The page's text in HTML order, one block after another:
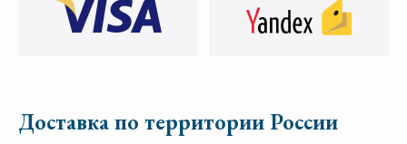
Доставка по территории России